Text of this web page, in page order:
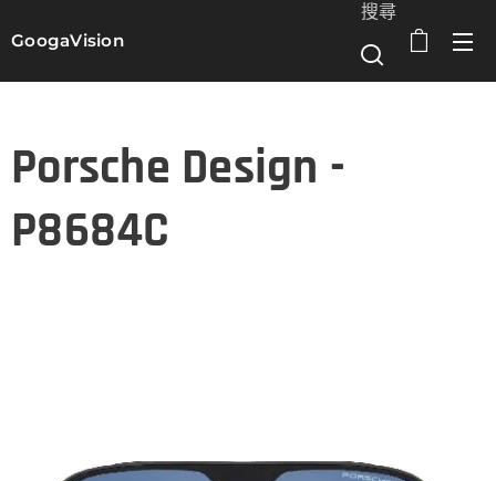
GoogaVision
搜尋
Porsche Design -
P8684C